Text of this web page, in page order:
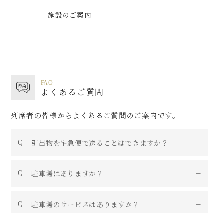
施設のご案内
FAQ
よくあるご質問
列席者の皆様からよくあるご質問のご案内です。
引出物を宅急便で送ることはできますか？
駐車場はありますか？
駐車場のサービスはありますか？